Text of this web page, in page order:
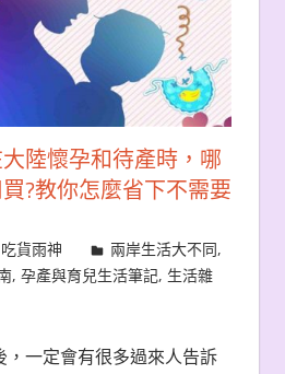
大陸懷孕和待產時，哪
?教你怎麼省下不需要
吃貨雨神 兩岸生活大不同,
, 孕產與育兒生活筆記, 生活雜
，一定會有很多過來人告訴